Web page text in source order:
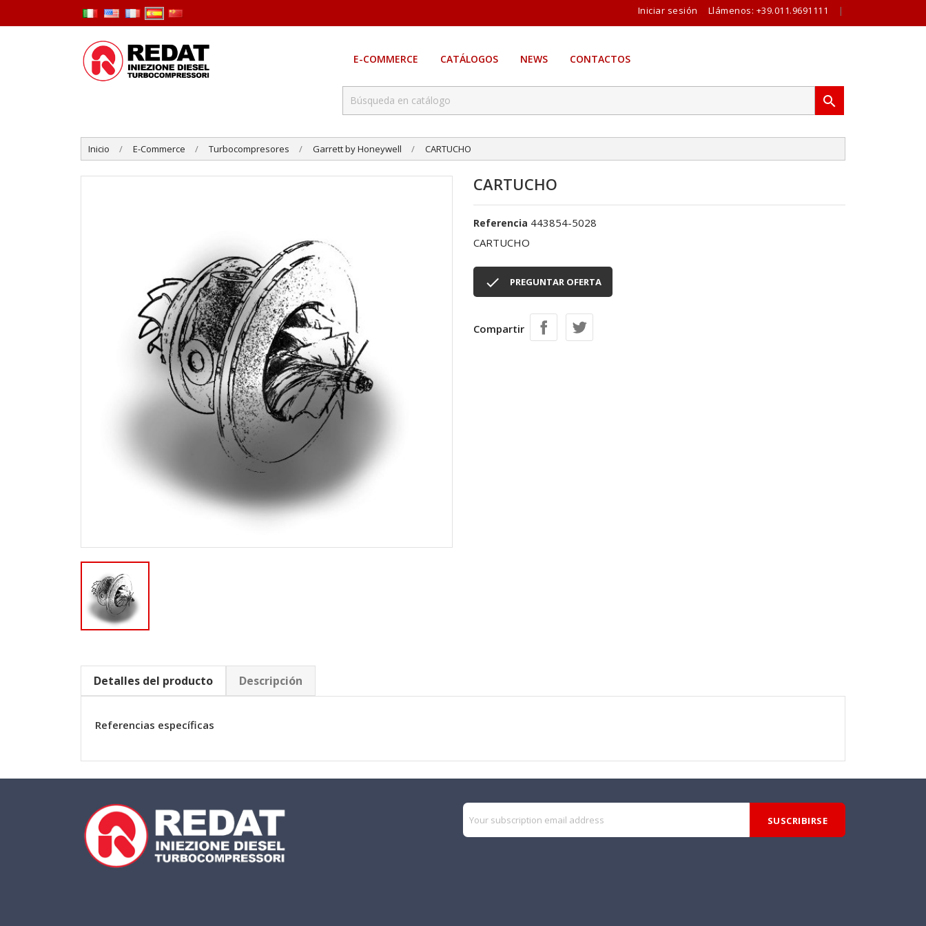
Iniciar sesión Llámenos: +39.011.9691111 |
E-COMMERCE CATÁLOGOS NEWS CONTACTOS

Inicio E-Commerce Turbocompresores Garrett by Honeywell CARTUCHO
CARTUCHO
Referencia 443854-5028
CARTUCHO
 PREGUNTAR OFERTA
Compartir
Detalles del producto Descripción
Referencias específicas